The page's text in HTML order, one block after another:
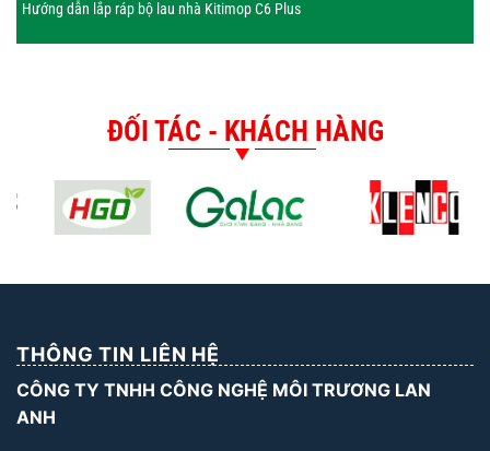
Hướng dẫn lắp ráp bộ lau nhà Kitimop C6 Plus
ĐỐI TÁC - KHÁCH HÀNG
THÔNG TIN LIÊN HỆ
CÔNG TY TNHH CÔNG NGHỆ MÔI TRƯƠNG LAN
ANH